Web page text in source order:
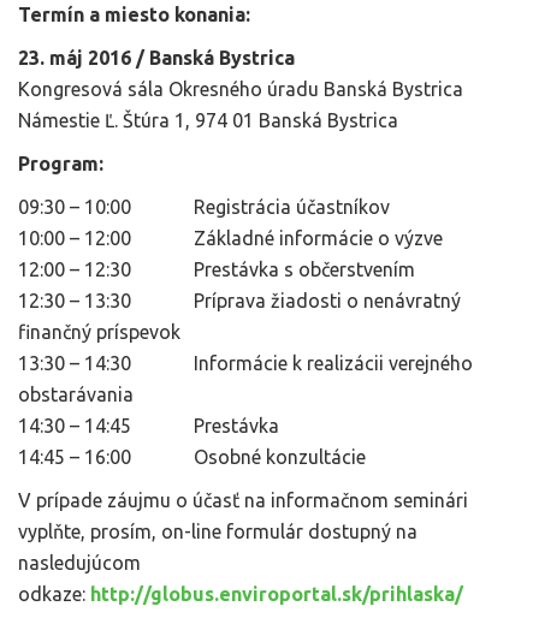
Termín a miesto konania:
23. máj 2016 / Banská Bystrica
Kongresová sála Okresného úradu Banská Bystrica
Námestie Ľ. Štúra 1, 974 01 Banská Bystrica
Program:
09:30 – 10:00 Registrácia účastníkov
10:00 – 12:00 Základné informácie o výzve
12:00 – 12:30 Prestávka s občerstvením
12:30 – 13:30 Príprava žiadosti o nenávratný
finančný príspevok
13:30 – 14:30 Informácie k realizácii verejného
obstarávania
14:30 – 14:45 Prestávka
14:45 – 16:00 Osobné konzultácie
V prípade záujmu o účasť na informačnom seminári
vyplňte, prosím, on-line formulár dostupný na
nasledujúcom
odkaze: http://globus.enviroportal.sk/prihlaska/